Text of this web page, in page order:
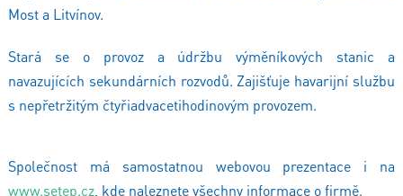
Most a Litvínov.
Stará se o provoz a údržbu výměníkových stanic a
navazujících sekundárních rozvodů. Zajišťuje havarijní službu
s nepřetržitým čtyřiadvacetihodinovým provozem.
Společnost má samostatnou webovou prezentace i na
www.setep.cz, kde naleznete všechny informace o firmě.